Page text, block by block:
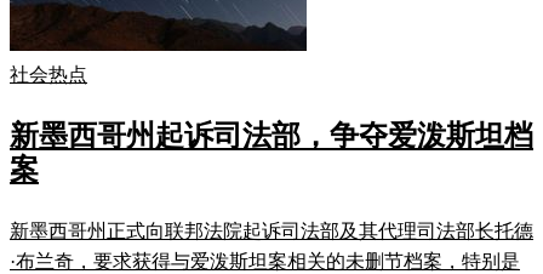
社会热点
新墨西哥州起诉司法部，争夺爱泼斯坦档
案
新墨西哥州正式向联邦法院起诉司法部及其代理司法部长托德
·布兰奇，要求获得与爱泼斯坦案相关的未删节档案，特别是